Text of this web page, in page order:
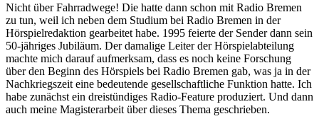
Nicht über Fahrradwege! Die hatte dann schon mit Radio Bremen
zu tun, weil ich neben dem Studium bei Radio Bremen in der
Hörspielredaktion gearbeitet habe. 1995 feierte der Sender dann sein
50-jähriges Jubiläum. Der damalige Leiter der Hörspielabteilung
machte mich darauf aufmerksam, dass es noch keine Forschung
über den Beginn des Hörspiels bei Radio Bremen gab, was ja in der
Nachkriegszeit eine bedeutende gesellschaftliche Funktion hatte. Ich
habe zunächst ein dreistündiges Radio-Feature produziert. Und dann
auch meine Magisterarbeit über dieses Thema geschrieben.